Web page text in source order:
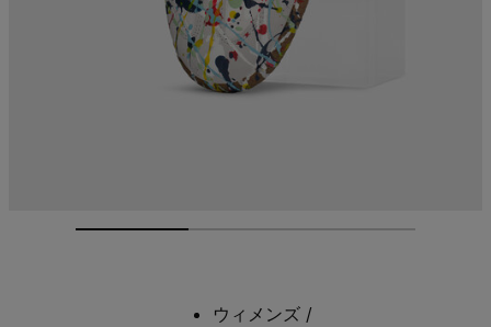
ウィメンズ /